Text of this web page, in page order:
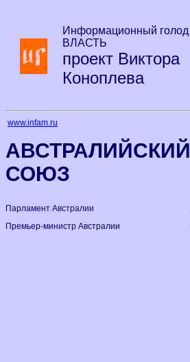
Информационный голод
ВЛАСТЬ
проект Виктора
Коноплева
www.infam.ru
АВСТРАЛИЙСКИЙ
СОЮЗ
Парламент Австралии
Премьер-министр Австралии